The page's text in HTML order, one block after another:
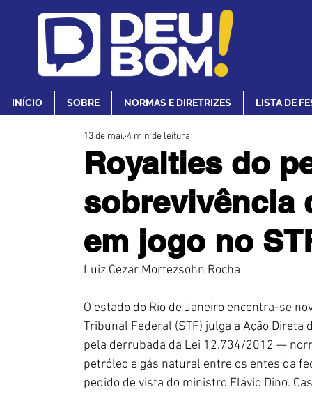
INÍCIO SOBRE NORMAS E DIRETRIZES LISTA DE
Royalties do
sobrevivência
em jogo no
13 de mai. 4 min de leitura
Luiz Cezar Mortezsohn Rocha
O estado do Rio de Janeiro encontra-se
Tribunal Federal (STF) julga a Ação
pela derrubada da Lei 12.734/2012 —
petróleo e gás natural entre os entes da
pedido de vista do ministro Flávio Dino.